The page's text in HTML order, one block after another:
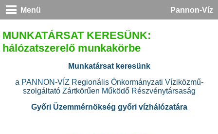
Menü Pannon-Víz
MUNKATÁRSAT KERESÜNK:
hálózatszerelő munkakörbe
Munkatársat keresünk
a PANNON-VÍZ Regionális Önkormányzati Víziközmű-
szolgáltató Zártkörűen Működő Részvénytársaság
Győri Üzemmérnökség győri vízhálózatára